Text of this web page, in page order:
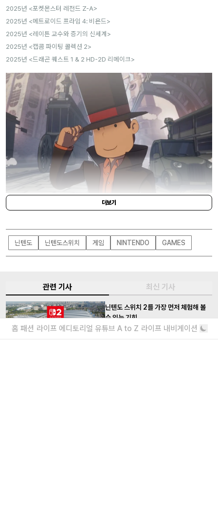
2025년 <포켓몬스터 레전드 Z-A>
2025년 <메트로이드 프라임 4: 비욘드>
2025년 <레이튼 교수와 증기의 신세계>
2025년 <캡콤 파이팅 콜렉션 2>
2025년 <드래곤 퀘스트 1 & 2 HD-2D 리메이크>
NINTENDO
더보기
닌텐도 닌텐도스위치 게임 NINTENDO GAMES
관련 기사 최신 기사
닌텐도 스위치 2를 가장 먼저 체험해 볼
수 있는 기회
출시가 가까워졌다?
홈 패션 라이프 에디토리얼 유튜브 A to Z 라이프 내비게이션